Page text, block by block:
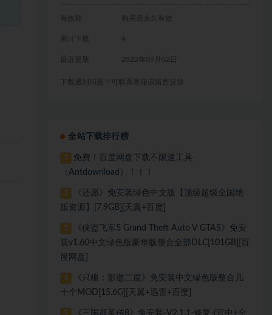
有效期 购买后永久有效
累计下载 4
最近更新 2022年09月02日
下载遇到问题？可联系客服或留言反馈
全站下载排行榜
1
免费！百度网盘下载不限速工具
（Antdownload）！！！
2
《还愿》免安装绿色中文版【顶级超级全国绝
版资源】[7.9GB][天翼+百度]
3
《侠盗飞车5 Grand Theft Auto V GTA5》免安
装v1.60中文绿色版豪华版整合全部DLC[101GB][百
度网盘]
4
《只狼：影逝二度》免安装中文绿色版整合几
十个MOD[15.6G][天翼+迅雷+百度]
《三国群英传8》免安装-V2.1.1-修复-(官中+全